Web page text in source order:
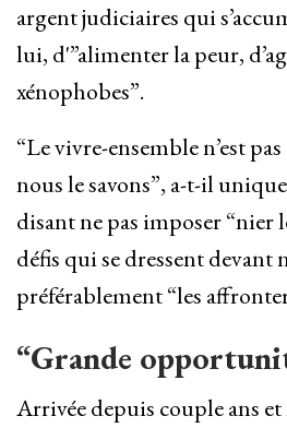
argent judiciaires qui
lui, d'”alimenter la peur,
xénophobes”.
“Le vivre-ensemble n’est
nous le savons”, a-t-il
disant ne pas imposer “nier
défis qui se dressent devant
préférablement “les
“Grande
Arrivée depuis couple ans